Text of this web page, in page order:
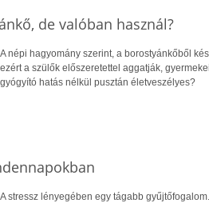
de valóban használ?
A népi hagyomány szerint, a borostyánkőből
ezért a szülők előszeretettel aggatják,
gyógyító hatás nélkül pusztán életveszélyes?
A stressz lényegében egy tágabb